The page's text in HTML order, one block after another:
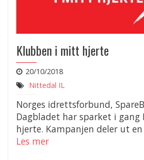
Klubben i mitt hjerte
20/10/2018
Nittedal IL
Norges idrettsforbund,
Dagbladet har sparket i
hjerte. Kampanjen deler ut
Les mer